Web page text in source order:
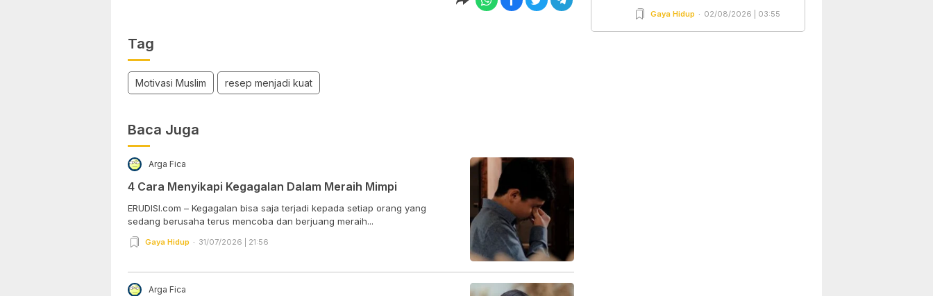
Tag
Motivasi Muslim resep menjadi kuat
Baca Juga
Arga Fica
4 Cara Menyikapi Kegagalan Dalam Meraih Mimpi
ERUDISI.com – Kegagalan bisa saja terjadi kepada setiap orang yang
sedang berusaha terus mencoba dan berjuang meraih...
Gaya Hidup 31/07/2026 | 21:56
Arga Fica
Gaya Hidup 02/08/2026 | 03:55